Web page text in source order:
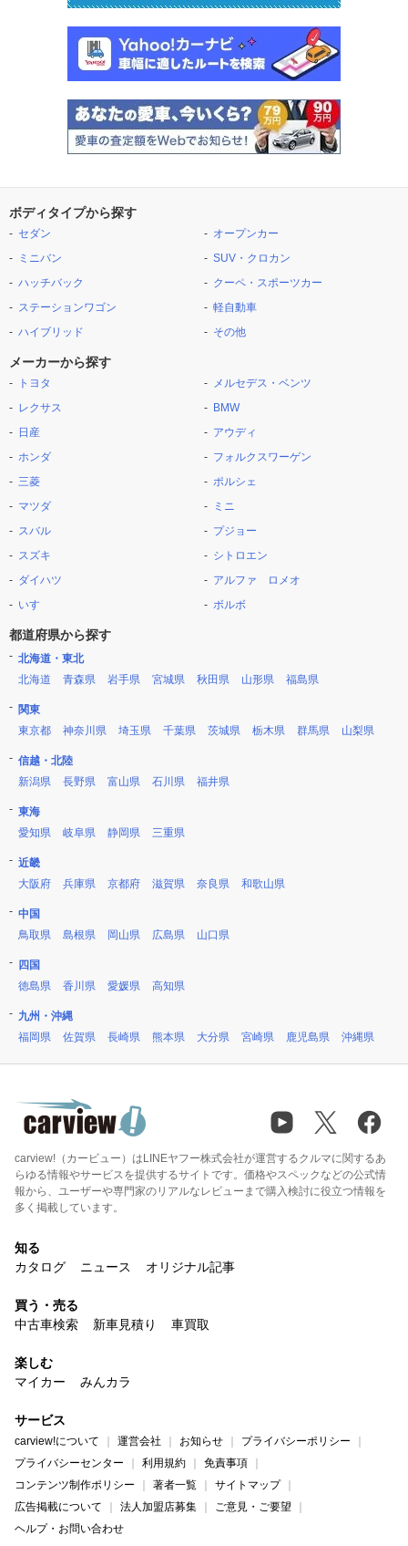
ボディタイプから探す
セダン
ミニバン
ハッチバック
ステーションワゴン
ハイブリッド
オープンカー
SUV・クロカン
クーペ・スポーツカー
軽自動車
その他
メーカーから探す
トヨタ
レクサス
日産
ホンダ
三菱
マツダ
スバル
スズキ
ダイハツ
いすゞ
メルセデス・ベンツ
BMW
アウディ
フォルクスワーゲン
ポルシェ
ミニ
プジョー
シトロエン
アルファ ロメオ
ボルボ
都道府県から探す
北海道・東北
北海道
青森県 岩手県 宮城県 秋田県 山形県 福島県
関東
東京都
神奈川県 埼玉県 千葉県 茨城県 栃木県 群馬県 山梨県
信越・北陸
新潟県
長野県 富山県 石川県 福井県
東海
愛知県
岐阜県 静岡県 三重県
近畿
大阪府
兵庫県 京都府 滋賀県 奈良県 和歌山県
中国
鳥取県
島根県 岡山県 広島県 山口県
四国
徳島県
香川県 愛媛県 高知県
九州・沖縄
福岡県
佐賀県 長崎県 熊本県 大分県 宮崎県 鹿児島県 沖縄県
carview!（カービュー）はLINEヤフー株式会社が運営するクルマに関するあ
らゆる情報やサービスを提供するサイトです。価格やスペックなどの公式情
報から、ユーザーや専門家のリアルなレビューまで購入検討に役立つ情報を
多く掲載しています。
知る
カタログ
ニュース オリジナル記事
買う・売る
中古車検索
新車見積り 車買取
楽しむ
マイカー
みんカラ
サービス
carview!について 運営会社 お知らせ
プライバシーポリシー
プライバシーセンター
利用規約
免責事項
コンテンツ制作ポリシー
著者一覧
サイトマップ
広告掲載について
法人加盟店募集
ご意見・ご要望
ヘルプ・お問い合わせ